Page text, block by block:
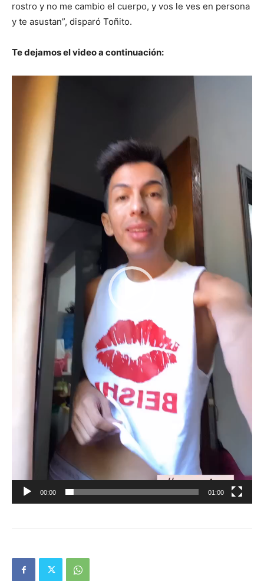
rostro y no me cambio el cuerpo, y vos le ves en persona
y te asustan”, disparó Toñito.
Te dejamos el video a continuación:
Reproductor
00:00 01:00